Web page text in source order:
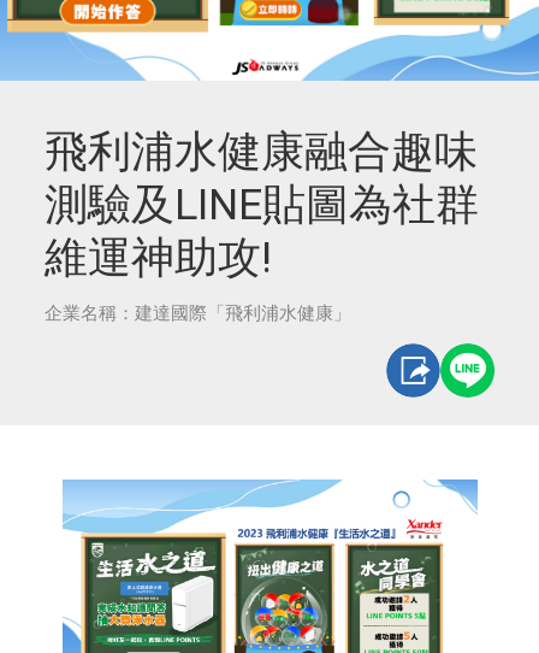
飛利浦水健康融合趣味
測驗及LINE貼圖為社群
維運神助攻!
企業名稱：建達國際「飛利浦水健康」